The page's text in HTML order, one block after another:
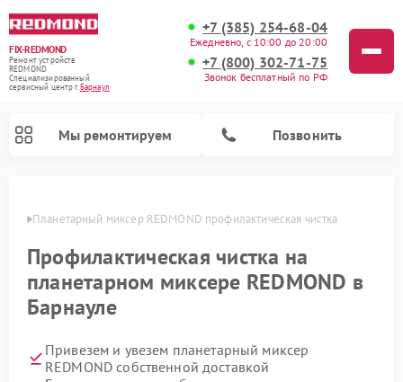
FIX-REDMOND
Ремонт устройств
REDMOND
Специализированный
cервисный центр г.Барнаул
+7 (385) 254-68-04
Ежедневно, с 10:00 до 20:00
+7 (800) 302-71-75
Звонок бесплатный по РФ
Мы ремонтируем Позвонить
Планетарный миксер REDMOND профилактическая чистка
Профилактическая чистка на
планетарном миксере REDMOND в
Барнауле
Привезем и увезем планетарный миксер
REDMOND собственной доставкой